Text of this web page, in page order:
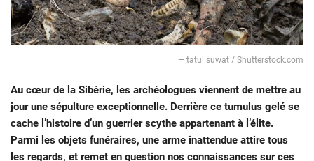
— tatui suwat / Shutterstock.com
Au cœur de la Sibérie, les archéologues viennent de mettre au
jour une sépulture exceptionnelle. Derrière ce tumulus gelé se
cache l’histoire d’un guerrier scythe appartenant à l’élite.
Parmi les objets funéraires, une arme inattendue attire tous
les regards, et remet en question nos connaissances sur ces